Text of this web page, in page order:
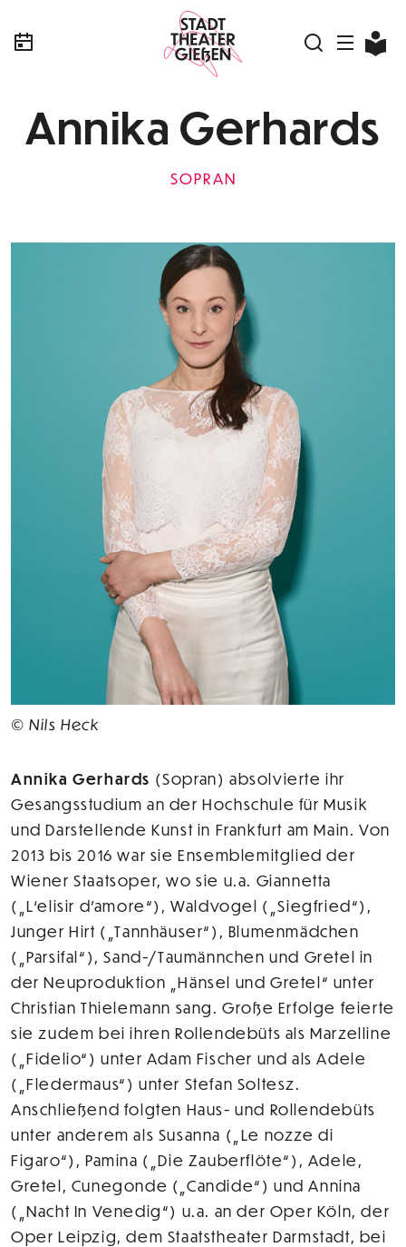
Annika Gerhards
SOPRAN
© Nils Heck
Annika Gerhards (Sopran) absolvierte ihr
Gesangsstudium an der Hochschule für Musik
und Darstellende Kunst in Frankfurt am Main. Von
2013 bis 2016 war sie Ensemblemitglied der
Wiener Staatsoper, wo sie u.a. Giannetta
(„L‘elisir d’amore“), Waldvogel („Siegfried“),
Junger Hirt („Tannhäuser“), Blumenmädchen
(„Parsifal“), Sand-/Taumännchen und Gretel in
der Neuproduktion „Hänsel und Gretel“ unter
Christian Thielemann sang. Große Erfolge feierte
sie zudem bei ihren Rollendebüts als Marzelline
(„Fidelio“) unter Adam Fischer und als Adele
(„Fledermaus“) unter Stefan Soltesz.
Anschließend folgten Haus- und Rollendebüts
unter anderem als Susanna („Le nozze di
Figaro“), Pamina („Die Zauberflöte“), Adele,
Gretel, Cunegonde („Candide“) und Annina
(„Nacht In Venedig“) u.a. an der Oper Köln, der
Oper Leipzig, dem Staatstheater Darmstadt, bei